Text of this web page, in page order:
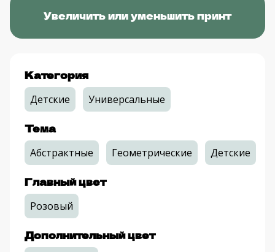
Увеличить или уменьшить принт
Категория
Детские Универсальные
Тема
Абстрактные Геометрические Детские
Главный цвет
Розовый
Дополнительный цвет